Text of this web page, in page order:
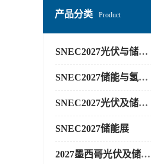
产品分类 Product
SNEC2027光伏与储能展
SNEC2027储能与氢能展
SNEC2027光伏及储能展
SNEC2027储能展
2027墨西哥光伏及储能展